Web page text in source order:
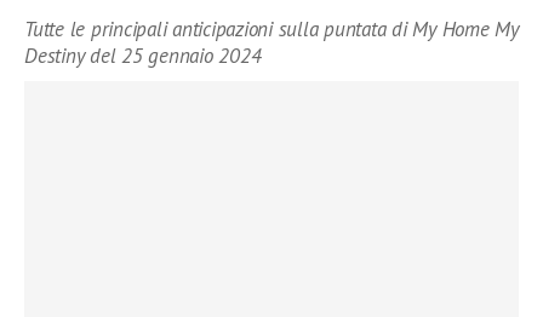
Tutte le principali anticipazioni sulla puntata di My Home My
Destiny del 25 gennaio 2024